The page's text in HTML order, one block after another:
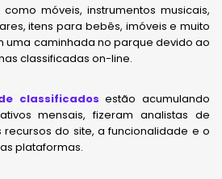
móveis, instrumentos musicais,
itens para bebês, imóveis e muito
uma caminhada no parque devido ao
classificadas on-line.
classificados estão acumulando
mensais, fizeram analistas de
do site, a funcionalidade e o
plataformas.